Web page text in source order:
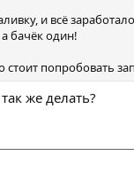
и всё
бачёк один!
стоит попробовать
же делать?